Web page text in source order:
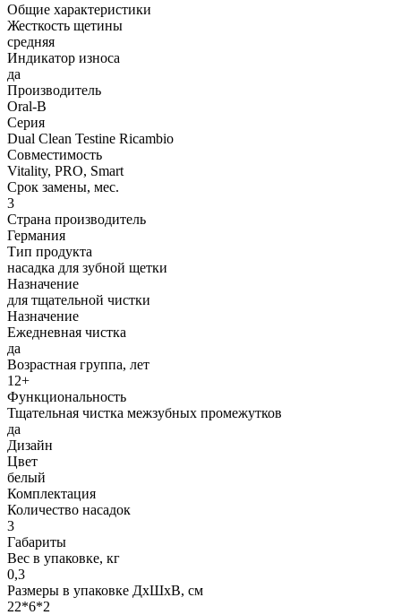
Общие характеристики
Жесткость щетины
средняя
Индикатор износа
да
Производитель
Oral-B
Серия
Dual Clean Testine Ricambio
Совместимость
Vitality, PRO, Smart
Срок замены, мес.
3
Страна производитель
Германия
Тип продукта
насадка для зубной щетки
Назначение
для тщательной чистки
Назначение
Ежедневная чистка
да
Возрастная группа, лет
12+
Функциональность
Тщательная чистка межзубных промежутков
да
Дизайн
Цвет
белый
Комплектация
Количество насадок
3
Габариты
Вес в упаковке, кг
0,3
Размеры в упаковке ДxШxВ, см
22*6*2